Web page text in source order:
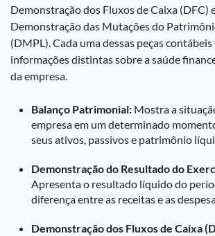
Demonstração dos Fluxos de Caixa (DFC)
Demonstração das Mutações do
(DMPL). Cada uma dessas peças
informações distintas sobre a saúde
da empresa.
Balanço Patrimonial: Mostra a
empresa em um determinado
seus ativos, passivos e patrimônio
Demonstração do Resultado do
Apresenta o resultado líquido do
diferença entre as receitas e as
Demonstração dos Fluxos de Caixa